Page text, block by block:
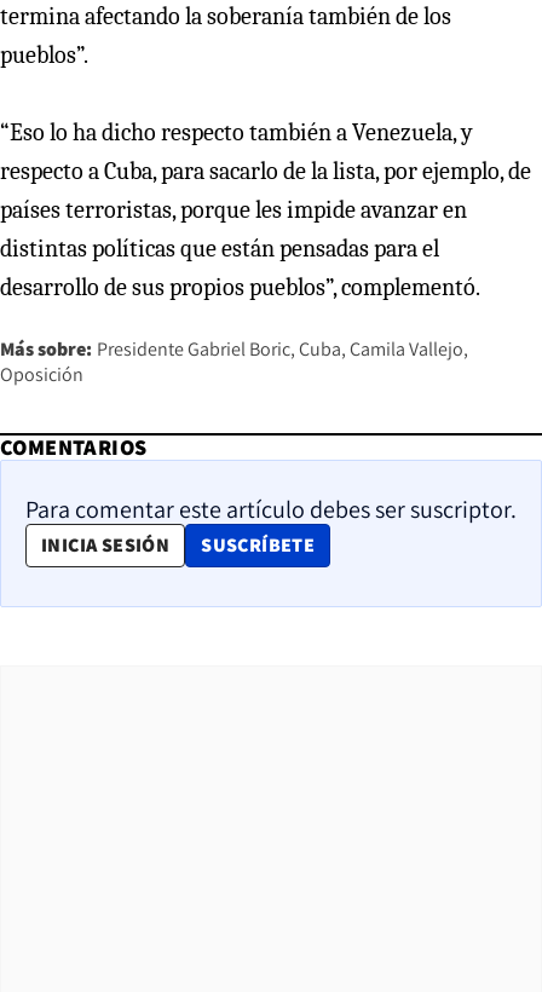
termina afectando la soberanía también de los
pueblos”.
“Eso lo ha dicho respecto también a Venezuela, y
respecto a Cuba, para sacarlo de la lista, por ejemplo, de
países terroristas, porque les impide avanzar en
distintas políticas que están pensadas para el
desarrollo de sus propios pueblos”, complementó.
Más sobre: Presidente Gabriel Boric Cuba Camila Vallejo
Oposición
COMENTARIOS
Para comentar este artículo debes ser suscriptor.
INICIA SESIÓN SUSCRÍBETE
OPENS IN NEW WINDOW